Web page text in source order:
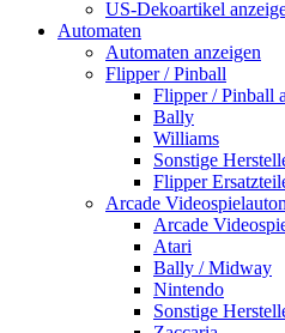
US-Dekoartikel
Automaten
Automaten anzeigen
Flipper / Pinball
Flipper / Pinball
Bally
Williams
Sonstige
Flipper
Arcade
Arcade
Atari
Bally / Midway
Nintendo
Sonstige